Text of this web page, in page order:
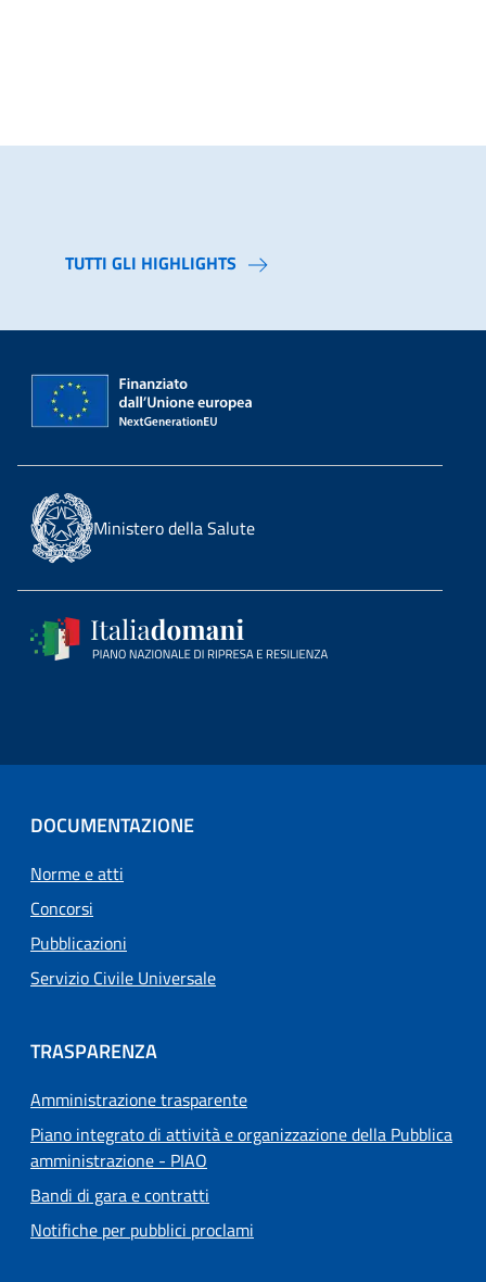
TUTTI GLI HIGHLIGHTS
Ministero della Salute
DOCUMENTAZIONE
Norme e atti
Concorsi
Pubblicazioni
Servizio Civile Universale
TRASPARENZA
Amministrazione trasparente
Piano integrato di attività e organizzazione della Pubblica
amministrazione - PIAO
Bandi di gara e contratti
Notifiche per pubblici proclami